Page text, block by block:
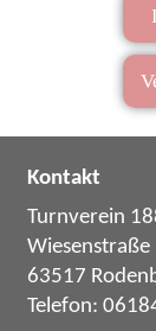
Kontakt
Turnverein
Wiesenstraße
63517
Telefon: